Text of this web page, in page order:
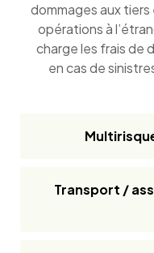
Transport /
dommages aux tiers
opérations à
charge les frais de
en cas de